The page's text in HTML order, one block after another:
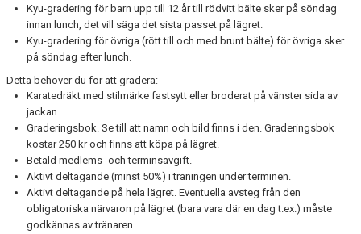
Kyu-gradering för barn upp till 12 år till rödvitt bälte sker på söndag
innan lunch, det vill säga det sista passet på lägret.
Kyu-gradering för övriga (rött till och med brunt bälte) för övriga sker
på söndag efter lunch.
Detta behöver du för att gradera:
Karatedräkt med stilmärke fastsytt eller broderat på vänster sida av
jackan.
Graderingsbok. Se till att namn och bild finns i den. Graderingsbok
kostar 250 kr och finns att köpa på lägret.
Betald medlems- och terminsavgift.
Aktivt deltagande (minst 50%) i träningen under terminen.
Aktivt deltagande på hela lägret. Eventuella avsteg från den
obligatoriska närvaron på lägret (bara vara där en dag t.ex.) måste
godkännas av tränaren.